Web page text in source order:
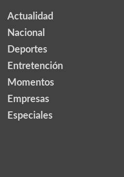
Actualidad
Nacional
Deportes
Entretención
Momentos
Empresas
Especiales